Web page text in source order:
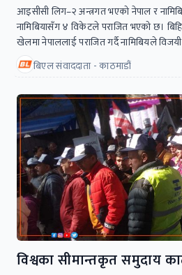
आइसीसी लिग–२ अन्त्रगत भएको नेपाल र
नामिबियासँग ४ विकेटले पराजित भएको छ।
खेलमा नेपाललाई पराजित गर्दै नामिबियले
बिएल संवाददाता - काठमाडौं
विश्वका सीमान्तकृत समुदाय